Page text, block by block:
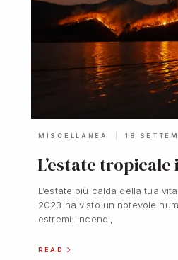
MISCELLANEA 18
L’estate
L’estate più calda della tua
2023 ha visto un notevole
estremi: incendi,
READ